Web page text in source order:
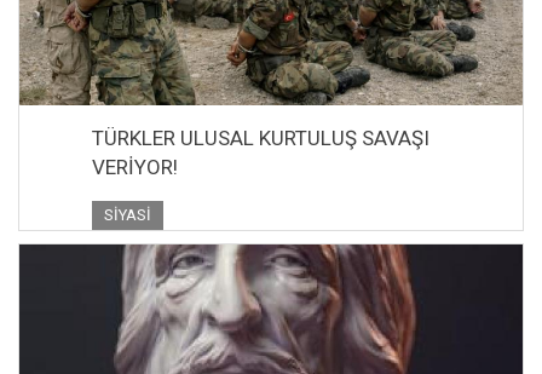
TÜRKLER ULUSAL KURTULUŞ SAVAŞI
VERİYOR!
SIYASI